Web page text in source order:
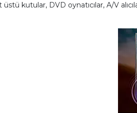
üstü kutular, DVD oynatıcılar, A/V